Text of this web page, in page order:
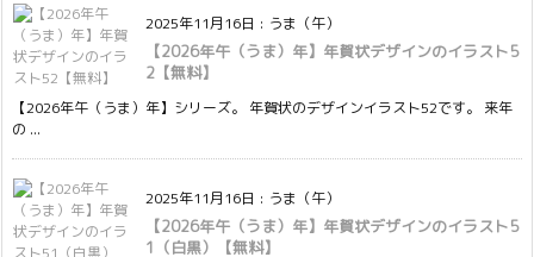
2025年11月16日 : うま（午）
【2026年午（うま）年】年賀状デザインのイラスト5
2【無料】
【2026年午（うま）年】シリーズ。 年賀状のデザインイラスト52です。 来年
の ...
2025年11月16日 : うま（午）
【2026年午（うま）年】年賀状デザインのイラスト5
1（白黒）【無料】